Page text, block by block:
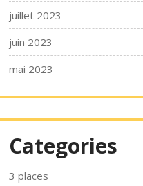
juillet 2023
juin 2023
mai 2023
Categories
3 places